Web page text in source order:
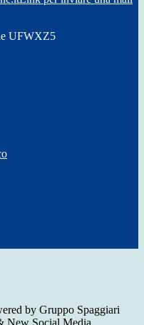
UFWXZ5
by Gruppo Spaggiari